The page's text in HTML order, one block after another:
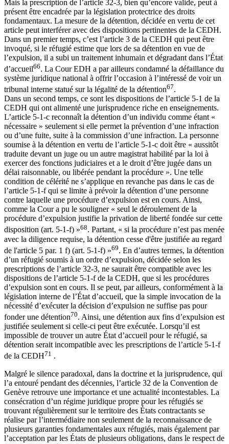
Mais la prescription de l’article 32-3, bien qu’encore valide, peut à
présent être encadrée par la législation protectrice des droits
fondamentaux. La mesure de la détention, décidée en vertu de cet
article peut interférer avec des dispositions pertinentes de la CEDH.
Dans un premier temps, c’est l’article 3 de la CEDH qui peut être
invoqué, si le réfugié estime que lors de sa détention en vue de
l’expulsion, il a subi un traitement inhumain et dégradant dans l’État
d’accueil66. La Cour EDH a par ailleurs condamné la défaillance du
système juridique national à offrir l’occasion à l’intéressé de voir un
tribunal interne statué sur la légalité de la détention67.
Dans un second temps, ce sont les dispositions de l’article 5-1 de la
CEDH qui ont alimenté une jurisprudence riche en enseignements.
L’article 5-1-c reconnaît la détention d’un individu comme étant «
nécessaire » seulement si elle permet la prévention d’une infraction
ou d’une fuite, suite à la commission d’une infraction. La personne
soumise à la détention en vertu de l’article 5-1-c doit être « aussitôt
traduite devant un juge ou un autre magistrat habilité par la loi à
exercer des fonctions judiciaires et a le droit d’être jugée dans un
délai raisonnable, ou libérée pendant la procédure ». Une telle
condition de célérité ne s’applique en revanche pas dans le cas de
l’article 5-1-f qui se limite à prévoir la détention d’une personne
contre laquelle une procédure d’expulsion est en cours. Ainsi,
comme la Cour a pu le souligner « seul le déroulement de la
procédure d’expulsion justifie la privation de liberté fondée sur cette
disposition (art. 5-1-f) »68. Partant, « si la procédure n’est pas menée
avec la diligence requise, la détention cesse d'être justifiée au regard
de l'article 5 par. 1 f) (art. 5-1-f) »69. En d’autres termes, la détention
d’un réfugié soumis à un ordre d’expulsion, décidée selon les
prescriptions de l’article 32-3, ne saurait être compatible avec les
dispositions de l’article 5-1-f de la CEDH, que si les procédures
d’expulsion sont en cours. Il se peut, par ailleurs, conformément à la
législation interne de l’État d’accueil, que la simple invocation de la
nécessité d’exécuter la décision d’expulsion ne suffise pas pour
fonder une détention70. Ainsi, une détention aux fins d’expulsion est
justifiée seulement si celle-ci peut être exécutée. Lorsqu’il est
impossible de trouver un autre État d’accueil pour le réfugié, sa
détention serait incompatible avec les prescriptions de l’article 5-1-f
de la CEDH71 .
Malgré le silence paradoxal, dans la doctrine et la jurisprudence, qui
l’a entouré pendant des décennies, l’article 32 de la Convention de
Genève retrouve une importance et une actualité incontestables. La
consécration d’un régime juridique propre pour les réfugiés se
trouvant régulièrement sur le territoire des États contractants se
réalise par l’intermédiaire non seulement de la reconnaissance de
plusieurs garanties fondamentales aux réfugiés, mais également par
l’acceptation par les États de plusieurs obligations, dans le respect de